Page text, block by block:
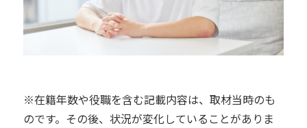
※在籍年数や役職を含む記載内容は、取材当時のも
のです。その後、状況が変化していることがありま